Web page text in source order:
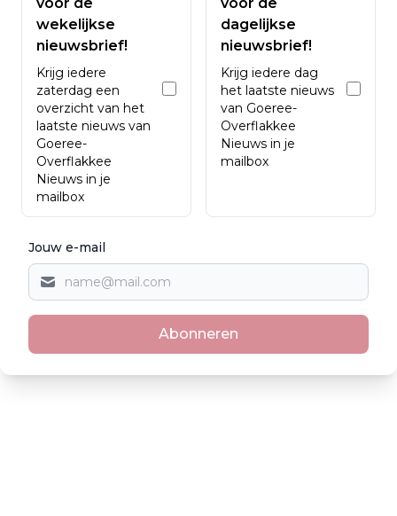
wekelijkse
nieuwsbrief!
Krijg iedere
zaterdag een
overzicht van het
laatste nieuws van
Goeree-
Overflakkee
Nieuws in je
mailbox
dagelijkse
nieuwsbrief!
Krijg iedere dag
het laatste nieuws
van Goeree-
Overflakkee
Nieuws in je
mailbox
Jouw e-mail
Abonneren